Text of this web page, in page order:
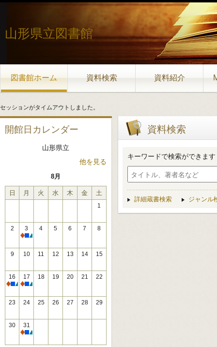
山形県立図書館
図書館ホーム 資料検索 資料紹介
セッションがタイムアウトしました。
開館日カレンダー
山形県立
他を見る
8月
日 月 火 水 木 金 土
1
2
3
休館
4 5 6 7 8
9 10 11 12 13 14 15
16
休館
17
休館
18 19 20 21 22
23 24 25 26 27 28 29
30
31
休館
資料検索
キーワードで検索ができます
詳細蔵書検索 ジャンル